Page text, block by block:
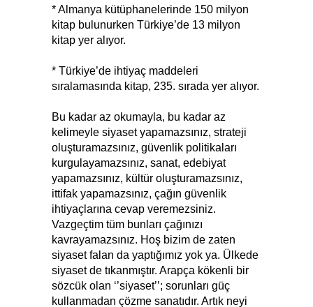
* Almanya kütüphanelerinde 150 milyon
kitap bulunurken Türkiye’de 13 milyon
kitap yer alıyor.
* Türkiye’de ihtiyaç maddeleri
sıralamasında kitap, 235. sırada yer alıyor.
Bu kadar az okumayla, bu kadar az
kelimeyle siyaset yapamazsınız, strateji
oluşturamazsınız, güvenlik politikaları
kurgulayamazsınız, sanat, edebiyat
yapamazsınız, kültür oluşturamazsınız,
ittifak yapamazsınız, çağın güvenlik
ihtiyaçlarına cevap veremezsiniz.
Vazgeçtim tüm bunları çağınızı
kavrayamazsınız. Hoş bizim de zaten
siyaset falan da yaptığımız yok ya. Ülkede
siyaset de tıkanmıştır. Arapça kökenli bir
sözcük olan ‘’siyaset’’; sorunları güç
kullanmadan çözme sanatıdır. Artık neyi